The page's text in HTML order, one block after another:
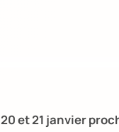
20 et 21 janvier